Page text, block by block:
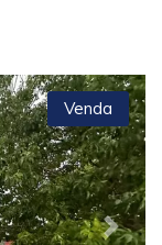
Next
Venda